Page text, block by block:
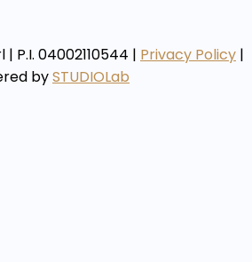
P.I. 04002110544 | Privacy Policy |
bySTUDIOLab